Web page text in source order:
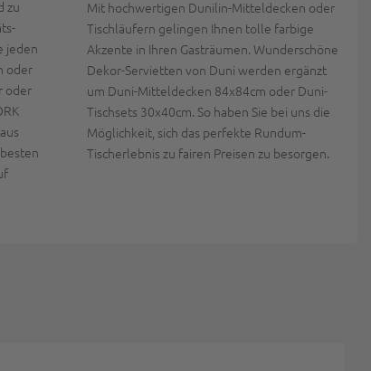
zu
jeden
oder
oder
Mit hochwertigen Dunilin-Mitteldecken oder
Tischläufern gelingen Ihnen tolle farbige
Akzente in Ihren Gasträumen. Wunderschöne
Dekor-Servietten von Duni werden ergänzt
um Duni-Mitteldecken 84x84cm oder Duni-
Tischsets 30x40cm. So haben Sie bei uns die
Möglichkeit, sich das perfekte Rundum-
Tischerlebnis zu fairen Preisen zu besorgen.